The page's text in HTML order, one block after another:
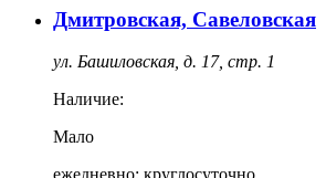
Дмитровская, Савеловская
ул. Башиловская, д. 17, стр. 1
Наличие:
Мало